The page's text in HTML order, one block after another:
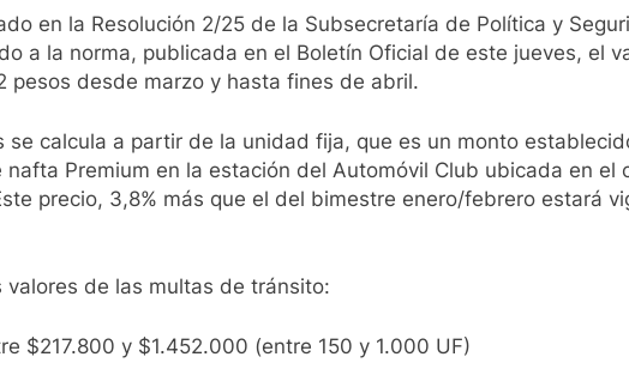
en la Resolución 2/25 de la Subsecretaría de Política y
a la norma, publicada en el Boletín Oficial de este jueves, el
pesos desde marzo y hasta fines de abril.
se calcula a partir de la unidad fija, que es un monto
Premium en la estación del Automóvil Club ubicada en el
precio, 3,8% más que el del bimestre enero/febrero estará
de las multas de tránsito:
$217.800 y $1.452.000 (entre 150 y 1.000 UF)